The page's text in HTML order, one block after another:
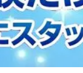
ーに掲載いただきまし…